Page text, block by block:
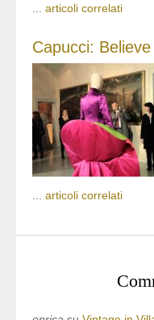
articoli correlati
Capucci:
... articoli correlati